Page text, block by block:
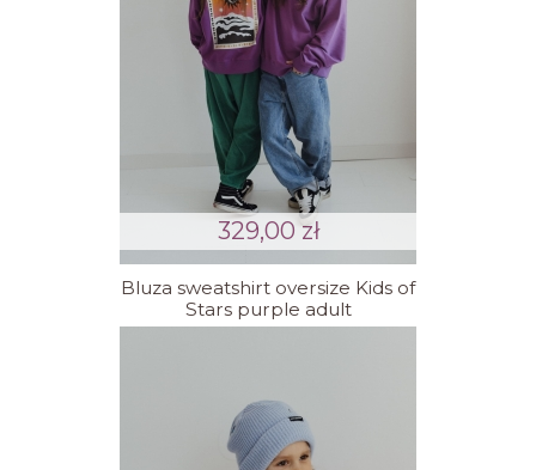
Bluza sweatshirt oversize Kids of
Stars purple adult
329,00 zł